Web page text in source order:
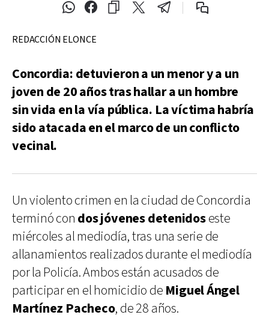
REDACCIÓN ELONCE
Concordia: detuvieron a un menor y a un
joven de 20 años tras hallar a un hombre
sin vida en la vía pública. La víctima habría
sido atacada en el marco de un conflicto
vecinal.
Un violento crimen en la ciudad de Concordia
terminó con dos jóvenes detenidoseste
miércoles al mediodía, tras una serie de
allanamientos realizados durante el mediodía
por la Policía. Ambos están acusados de
participar en el homicidio de Miguel Ángel
Martínez Pacheco, de 28 años.